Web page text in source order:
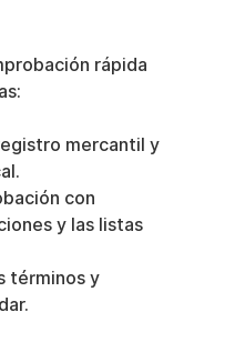
rápida
mercantil y
con
y las listas
términos y